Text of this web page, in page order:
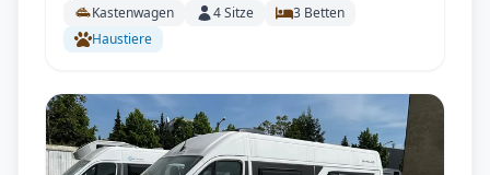
Kastenwagen 4Sitze 3 Betten
Haustiere